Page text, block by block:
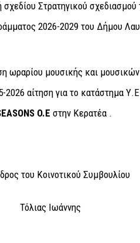
Στρατηγικού
2026-2029 του Δήμου
ωραρίου μουσικής και
αίτηση για το κατάστημα
O.E στην Κερατέα .
του Κοινοτικού Συμβουλίου
Τόλιας Ιωάννης